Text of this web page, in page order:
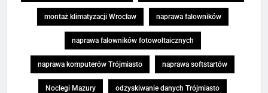
montaż klimatyzacji Wrocław naprawa falowników
naprawa falowników fotowoltaicznych
naprawa komputerów Trójmiasto naprawa softstartów
Noclegi Mazury odzyskiwanie danych Trójmiasto